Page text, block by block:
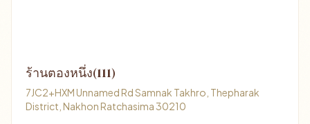
ร้านตองหนึ่ง(111)
7JC2+HXM Unnamed Rd Samnak Takhro, Thepharak
District, Nakhon Ratchasima 30210